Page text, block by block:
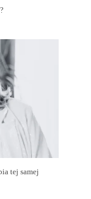
tej samej